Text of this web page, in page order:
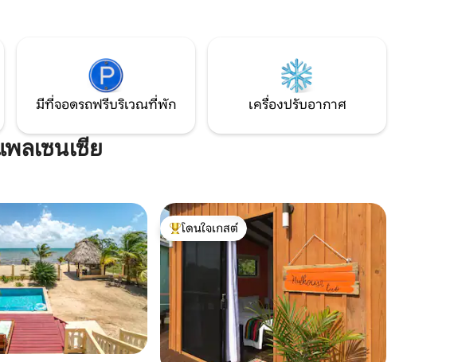
ยง 300 ยาร์ด
มีที่จอดรถฟรีบริเวณที่พัก เครื่องปรับอากาศ
ลเซนเซีย
โดนใจเกสต์ที่สุด
โดนใจเกสต์